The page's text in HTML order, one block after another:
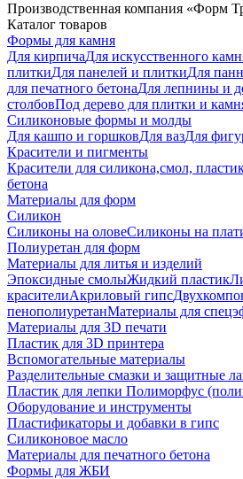
Производственная компания «Форм
Каталог товаров
Формы для камня
Для кирпичаДля искусственного
плиткиДля панелей и плиткиДля
для печатного бетонаДля лепнины и
столбовПод дерево для плитки и
Силиконовые формы и молды
Для кашпо и горшковДля вазДля
Красители и пигменты
Красители для силикона,смол,
бетона
Материалы для форм
Силикон
Силиконы на оловеСиликоны на
Полиуретан для форм
Материалы для литья и изделий
Эпоксидные смолыЖидкий пластик
красителиАкриловый гипс
пенополиуретанМатериалы для
Материалы для 3D печати
Пластик для 3D принтера
Вспомогательные материалы
Разделительные смазки и защитные
Пластик для лепки Полиморфус
Оборудование и инструменты
Пластификаторы и добавки в гипс
Силиконовое масло
Материалы для печатного бетона
Формы для ЖБИ